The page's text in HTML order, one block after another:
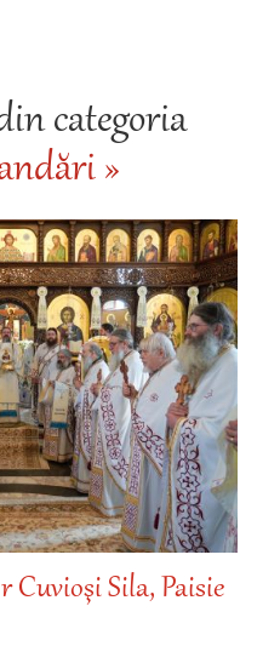
categoria
»
Cuvioşi Sila, Paisie